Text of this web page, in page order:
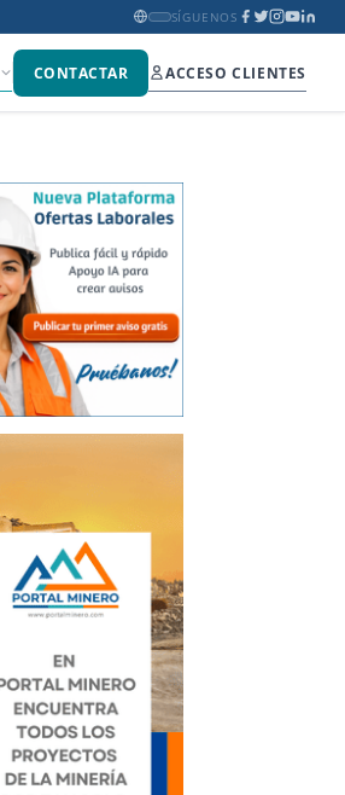
SÍGUENOS
CONTACTAR ACCESO CLIENTES